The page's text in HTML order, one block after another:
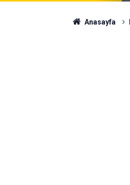
Anasayfa